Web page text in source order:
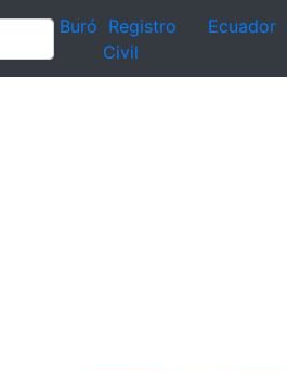
Buró Registro
Civil
Ecuador